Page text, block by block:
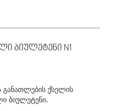
Ბიულეტენი N1
ქსელის
ბიულეტენი.